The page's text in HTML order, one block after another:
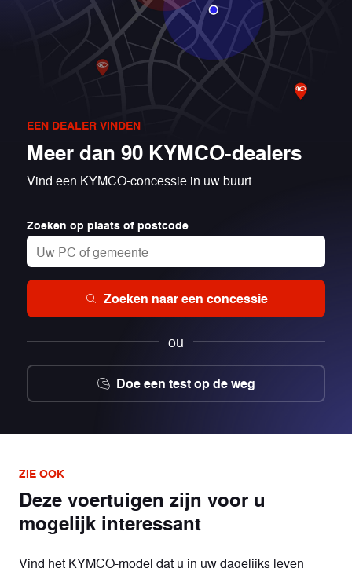
EEN DEALER VINDEN
Meer dan 90 KYMCO-dealers
Vind een KYMCO-concessie in uw buurt
Zoeken op plaats of postcode
Zoeken naar een concessie
ou
Doe een test op de weg
ZIE OOK
Deze voertuigen zijn voor u
mogelijk interessant
Vind het KYMCO-model dat u in uw dagelijks leven